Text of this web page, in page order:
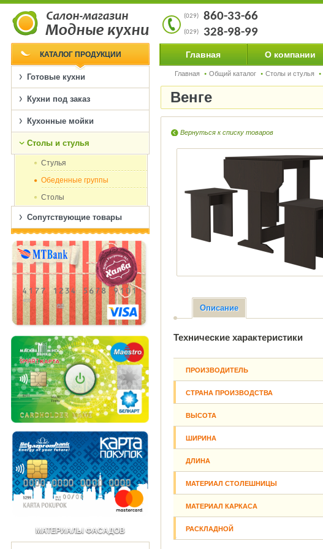
(029) 860-33-66
(029) 328-98-99
Главная О компании
Главная Общий каталог Столы и стулья
Венге
Вернуться к списку товаров
Описание
Технические характеристики
ПРОИЗВОДИТЕЛЬ
СТРАНА ПРОИЗВОДСТВА
ВЫСОТА
ШИРИНА
ДЛИНА
МАТЕРИАЛ СТОЛЕШНИЦЫ
МАТЕРИАЛ КАРКАСА
РАСКЛАДНОЙ
КАТАЛОГ ПРОДУКЦИИ
Готовые кухни
Кухни под заказ
Кухонные мойки
Столы и стулья
Cтулья
Обеденные группы
Столы
Сопутствующие товары
МАТЕРИАЛЫ ФАСАДОВ